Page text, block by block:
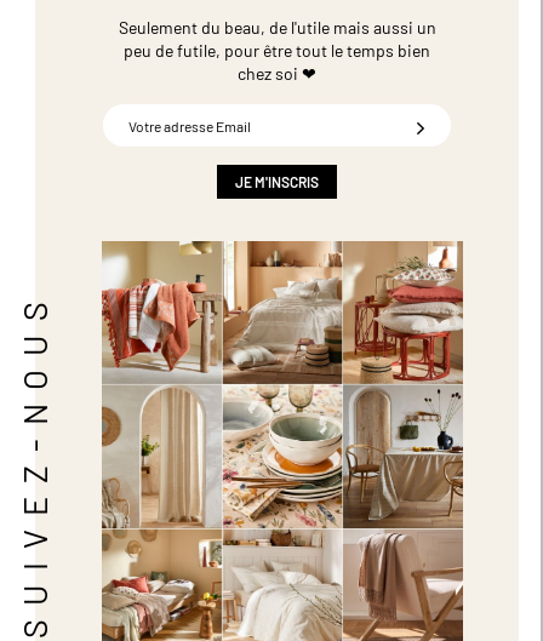
SUIVEZ-NOUS
Seulement du beau, de l'utile mais aussi un
peu de futile, pour être tout le temps bien
chez soi ❤
JE M'INSCRIS